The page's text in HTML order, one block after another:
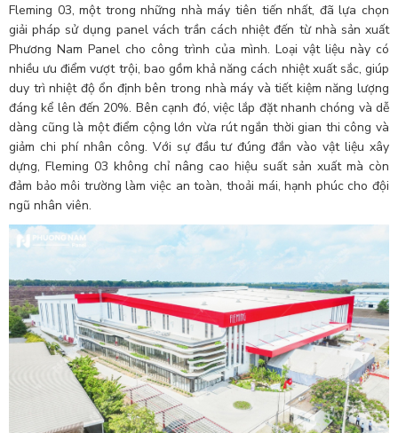
Fleming 03, một trong những nhà máy tiên tiến nhất, đã lựa chọn
giải pháp sử dụng panel vách trần cách nhiệt đến từ nhà sản xuất
Phương Nam Panel cho công trình của mình. Loại vật liệu này có
nhiều ưu điểm vượt trội, bao gồm khả năng cách nhiệt xuất sắc, giúp
duy trì nhiệt độ ổn định bên trong nhà máy và tiết kiệm năng lượng
đáng kể lên đến 20%. Bên cạnh đó, việc lắp đặt nhanh chóng và dễ
dàng cũng là một điểm cộng lớn vừa rút ngắn thời gian thi công và
giảm chi phí nhân công. Với sự đầu tư đúng đắn vào vật liệu xây
dựng, Fleming 03 không chỉ nâng cao hiệu suất sản xuất mà còn
đảm bảo môi trường làm việc an toàn, thoải mái, hạnh phúc cho đội
ngũ nhân viên.